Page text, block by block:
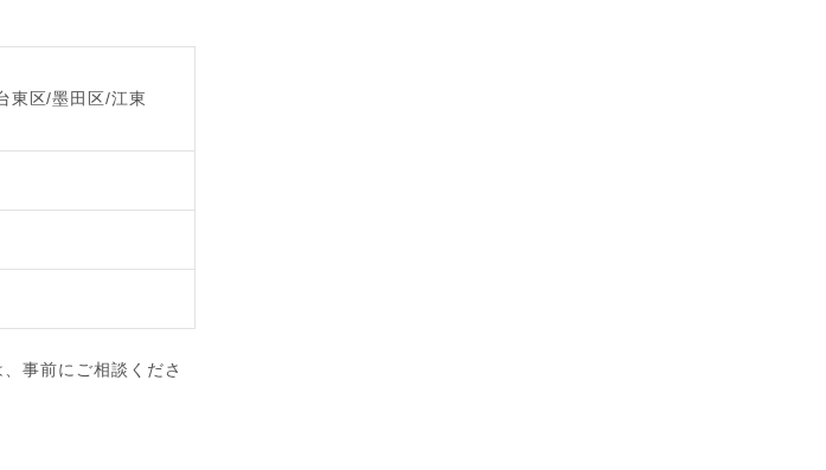
東区/墨田区/江東
事前にご相談くださ